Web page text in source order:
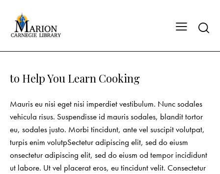
to Help You Learn Cooking
Mauris eu nisi eget nisi imperdiet vestibulum. Nunc sodales
vehicula risus. Suspendisse id mauris sodales, blandit tortor
eu, sodales justo. Morbi tincidunt, ante vel suscipit volutpat,
turpis enim volutpSectetur adipiscing elit, sed do eiusm
onsectetur adipiscing elit, sed do eiusm od tempor incididunt
ut labore. Ut vel placerat eros, eu tincidunt velit. Consectetur